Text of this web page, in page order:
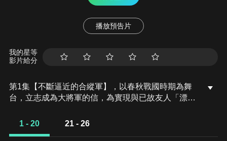
播放預告片
我的星等
影片給分
第1集【不斷逼近的合縱軍】，以春秋戰國時期為舞
台，立志成為大將軍的信，為實現與已故友人「漂」
輕秦王贏政，就此揭開亂世歷史劇場序幕。動畫第三
1 - 20 21 - 26